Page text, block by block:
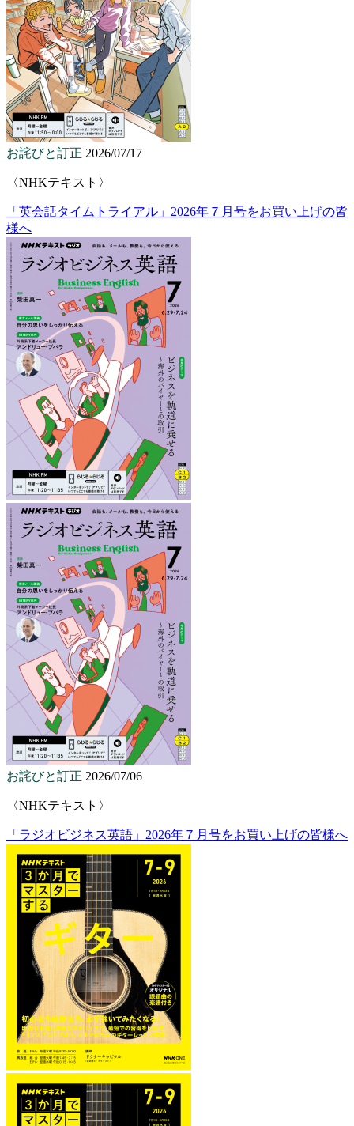
お詫びと訂正 2026/07/17
〈NHKテキスト〉
「英会話タイムトライアル」2026年７月号をお買い上げの皆
様へ
お詫びと訂正 2026/07/06
〈NHKテキスト〉
「ラジオビジネス英語」2026年７月号をお買い上げの皆様へ